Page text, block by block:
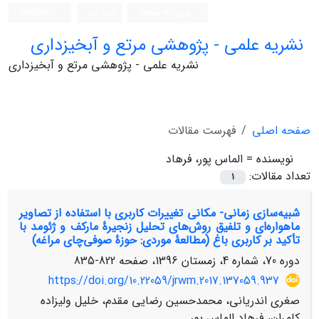
نشریه علمی - پژوهشی مرتع و آبخیزداری
نشریه علمی - پژوهشی مرتع و آبخیزداری
صفحه اصلی
فهرست مقالات
نویسنده = الماس پور، فرهاد
تعداد مقالات:
1
شبیه‌سازی زمانی- مکانی تغییرات کاربری با استفاده از تصاویر
ماهواره‌ای و تلفیق روش‌های تحلیل زنجیرۀ مارکف و ژئومد با
تأکید بر کاربری باغ (مطالعۀ موردی: حوزۀ صوفی‌چای مراغه)
دوره 70، شماره 4، زمستان 1396، صفحه
822-835
https://doi.org/10.22059/jrwm.2017.137059.937
صغری اندریانی، محمدحسین رضایی مقدم، خلیل ولیزاده